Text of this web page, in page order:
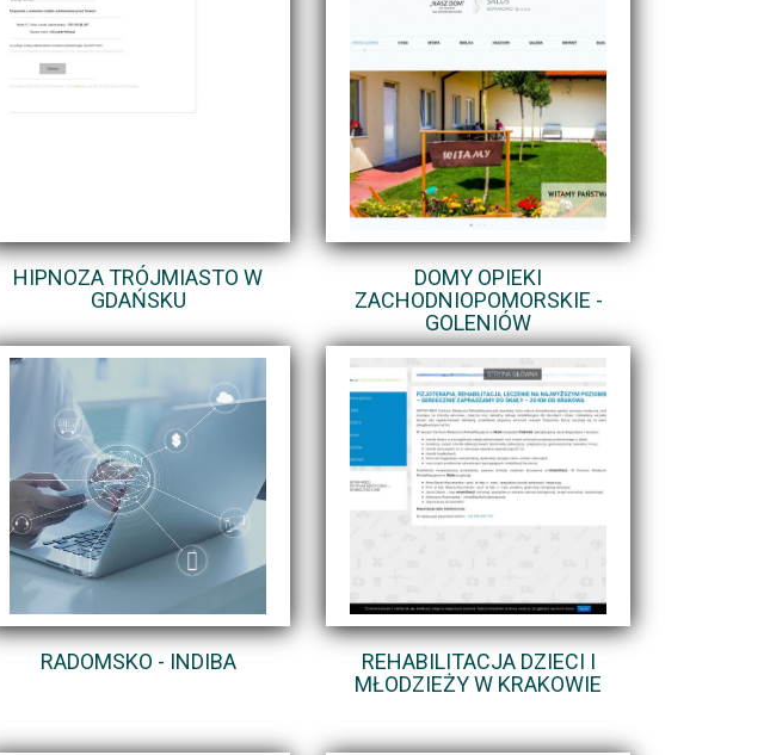
HIPNOZA TRÓJMIASTO W
GDAŃSKU
DOMY OPIEKI
ZACHODNIOPOMORSKIE -
GOLENIÓW
RADOMSKO - INDIBA
REHABILITACJA DZIECI I
MŁODZIEŻY W KRAKOWIE